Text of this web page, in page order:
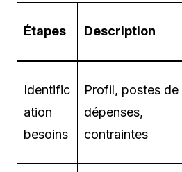
Étapes Description
Identific
ation
besoins
Profil, postes de
dépenses,
contraintes